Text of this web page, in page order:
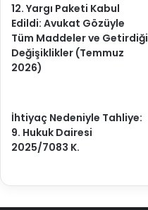
12. Yargı Paketi Kabul
Edildi: Avukat Gözüyle
Tüm Maddeler ve Getirdiği
Değişiklikler (Temmuz
2026)
İhtiyaç Nedeniyle Tahliye:
9. Hukuk Dairesi
2025/7083 K.